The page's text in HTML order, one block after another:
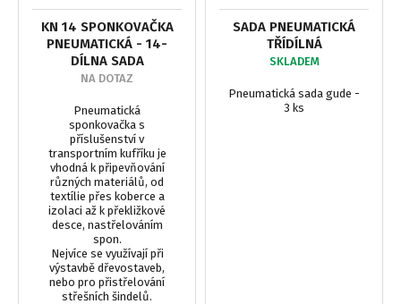
KN 14 SPONKOVAČKA
PNEUMATICKÁ - 14-
DÍLNA SADA
NA DOTAZ
Pneumatická
sponkovačka s
příslušenství v
transportním kufříku je
vhodná k připevňování
různých materiálů, od
textílie přes koberce a
izolaci až k překližkové
desce, nastřelováním
spon.
Nejvíce se využívají při
výstavbě dřevostaveb,
nebo pro přistřelování
střešních šindelů.
SADA PNEUMATICKÁ
TŘÍDÍLNÁ
SKLADEM
Pneumatická sada gude -
3 ks